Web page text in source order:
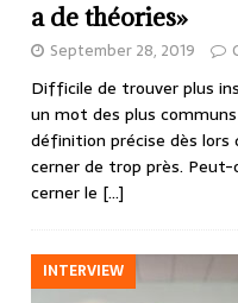
a de théories»
September 28, 2019
Difficile de trouver plus
un mot des plus
définition précise dès lors
cerner de trop près. Peut-
cerner le […]
INTERVIEW